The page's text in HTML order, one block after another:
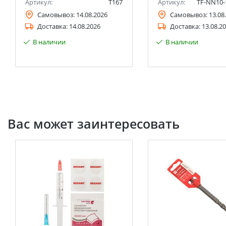
Артикул:
T167
Самовывоз: 14.08.2026
Доставка: 14.08.2026
В наличии
Артикул:
TF-
Самовывоз:
Доставка:
В наличии
Вас может заинтересовать